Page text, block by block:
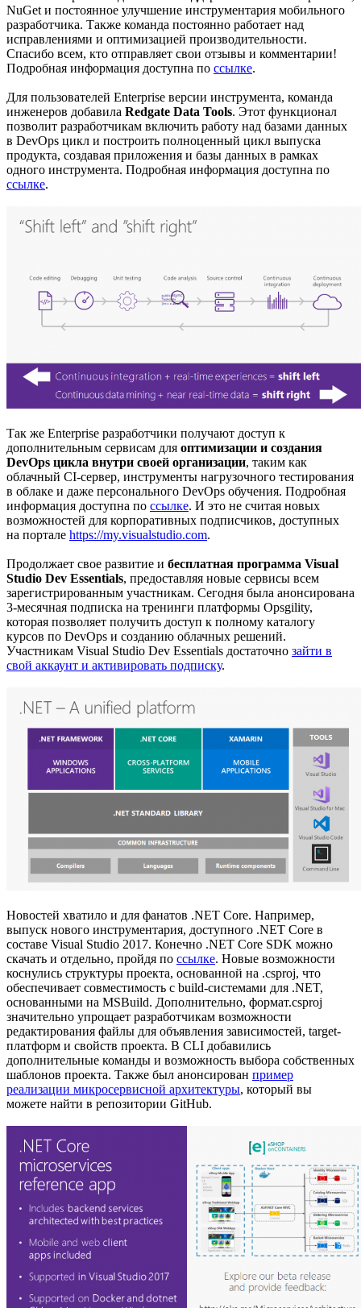
NuGet и постоянное улучшение инструментария мобильного
разработчика. Также команда постоянно работает над
исправлениями и оптимизацией производительности.
Спасибо всем, кто отправляет свои отзывы и комментарии!
Подробная информация доступна по ссылке.
Для пользователей Enterprise версии инструмента, команда
инженеров добавила Redgate Data Tools. Этот функционал
позволит разработчикам включить работу над базами данных
в DevOps цикл и построить полноценный цикл выпуска
продукта, создавая приложения и базы данных в рамках
одного инструмента. Подробная информация доступна по
ссылке.
Так же Enterprise разработчики получают доступ к
дополнительным сервисам для оптимизации и создания
DevOps цикла внутри своей организации, таким как
облачный CI-сервер, инструменты нагрузочного тестирования
в облаке и даже персонального DevOps обучения. Подробная
информация доступна по ссылке. И это не считая новых
возможностей для корпоративных подписчиков, доступных
на портале https://my.visualstudio.com.
Продолжает свое развитие и бесплатная программа Visual
Studio Dev Essentials, предоставляя новые сервисы всем
зарегистрированным участникам. Сегодня была анонсирована
3-месячная подписка на тренинги платформы Opsgility,
которая позволяет получить доступ к полному каталогу
курсов по DevOps и созданию облачных решений.
Участникам Visual Studio Dev Essentials достаточно зайти в
свой аккаунт и активировать подписку.
Новостей хватило и для фанатов .NET Core. Например,
выпуск нового инструментария, доступного .NET Core в
составе Visual Studio 2017. Конечно .NET Core SDK можно
скачать и отдельно, пройдя по ссылке. Новые возможности
коснулись структуры проекта, основанной на .csproj, что
обеспечивает совместимость с build-системами для .NET,
основанными на MSBuild. Дополнительно, формат.csproj
значительно упрощает разработчикам возможности
редактирования файлы для объявления зависимостей, target-
платформ и свойств проекта. В CLI добавились
дополнительные команды и возможность выбора собственных
шаблонов проекта. Также был анонсирован пример
реализации микросервисной архитектуры, который вы
можете найти в репозитории GitHub.